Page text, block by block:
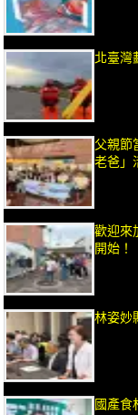
北臺灣
父親節
老爸
歡迎來
開始！
林姿妙
國產食